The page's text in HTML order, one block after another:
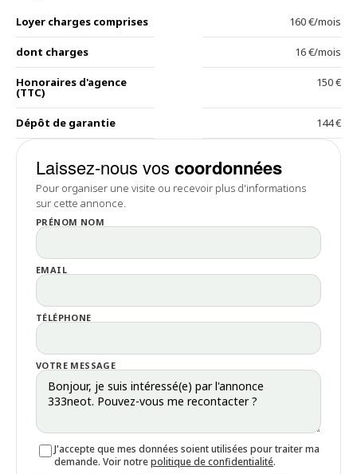
Laissez-nous vos coordonnées
Pour organiser une visite ou recevoir plus d'informations
sur cette annonce.
PRÉNOM NOM
EMAIL
TÉLÉPHONE
VOTRE MESSAGE
J'accepte que mes données soient utilisées pour traiter ma
demande. Voir notrepolitique de confidentialité.
Loyer charges comprises 160 €/mois
dont charges 16 €/mois
Honoraires d'agence
(TTC)
150 €
Dépôt de garantie 144 €